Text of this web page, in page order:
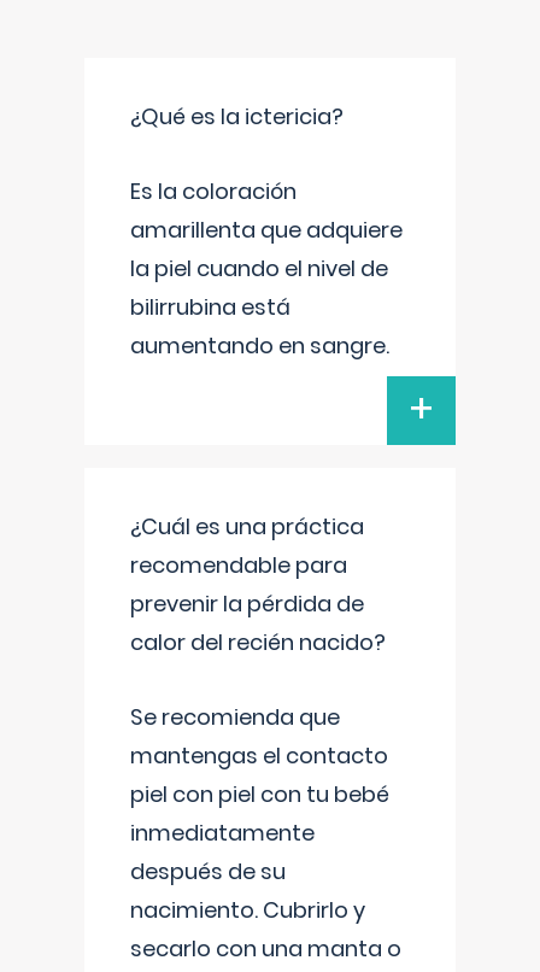
¿Qué es la ictericia?
Es la coloración
amarillenta que adquiere
la piel cuando el nivel de
bilirrubina está
aumentando en sangre.
+
¿Cuál es una práctica
recomendable para
prevenir la pérdida de
calor del recién nacido?
Se recomienda que
mantengas el contacto
piel con piel con tu bebé
inmediatamente
después de su
nacimiento. Cubrirlo y
secarlo con una manta o